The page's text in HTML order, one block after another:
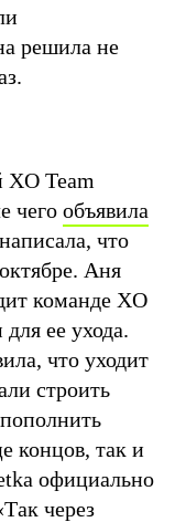
решила не
XO Team
чего объявила
что
Аня
команде XO
ее ухода.
что уходит
строить
концов, так и
официально
через